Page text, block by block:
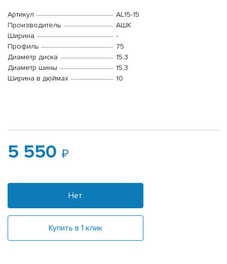
Артикул
AL15-15
Производитель
АШК
Ширина
-
Профиль
75
Диаметр диска
15,3
Диаметр шины
15,3
Ширина в дюймах
10
5 550
Нет
Купить в 1 клик